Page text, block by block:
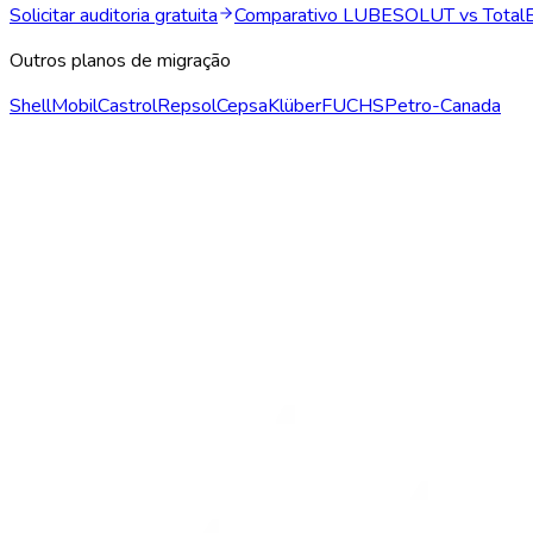
Solicitar auditoria gratuita
Comparativo LUBESOLUT vs
Outros planos de migração
ShellMobilCastrolRepsolCepsaKlüberFUCHSPetro-Canada